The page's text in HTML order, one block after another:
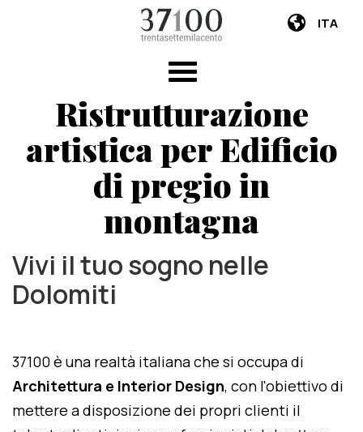
ITA
Ristrutturazione
artistica per Edificio
di pregio in
montagna
Vivi il tuo sogno nelle
Dolomiti
37100 è una realtà italiana che si occupa di
Architettura e Interior Design, con l'obiettivo di
mettere a disposizione dei propri clienti il